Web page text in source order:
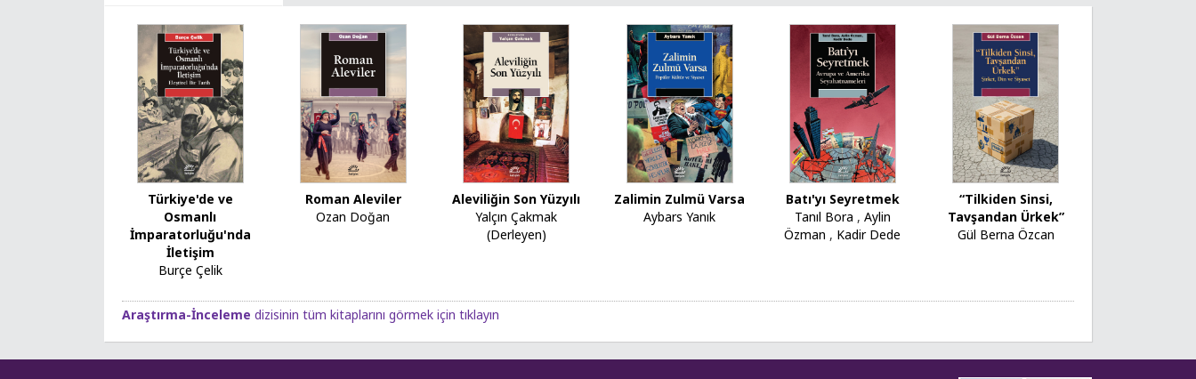
Türkiye'de ve
Osmanlı
İmparatorluğu'nda
İletişim
Burçe Çelik
Roman Aleviler
Ozan Doğan
Aleviliğin Son Yüzyılı
Yalçın Çakmak
(Derleyen)
Zalimin Zulmü Varsa
Aybars Yanık
Batı'yı Seyretmek
Tanıl Bora , Aylin
Özman , Kadir Dede
“Tilkiden Sinsi,
Tavşandan Ürkek”
Gül Berna Özcan
Araştırma-İnceleme dizisinin tüm kitaplarını görmek için tıklayın